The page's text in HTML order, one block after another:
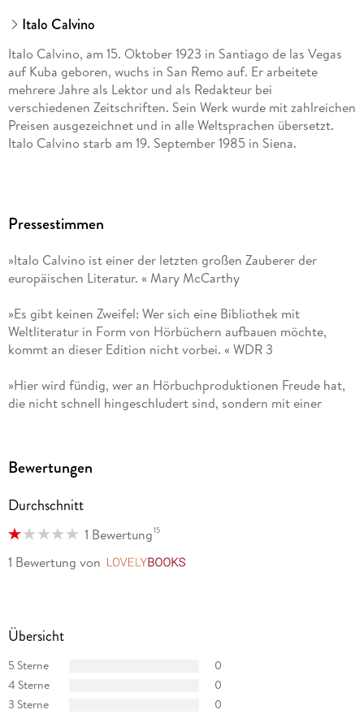
Italo Calvino
Italo Calvino, am 15. Oktober 1923 in Santiago de las Vegas
auf Kuba geboren, wuchs in San Remo auf. Er arbeitete
mehrere Jahre als Lektor und als Redakteur bei
verschiedenen Zeitschriften. Sein Werk wurde mit zahlreichen
Preisen ausgezeichnet und in alle Weltsprachen übersetzt.
Italo Calvino starb am 19. September 1985 in Siena.
Pressestimmen
»Italo Calvino ist einer der letzten großen Zauberer der
europäischen Literatur. « Mary McCarthy
»Es gibt keinen Zweifel: Wer sich eine Bibliothek mit
Weltliteratur in Form von Hörbüchern aufbauen möchte,
kommt an dieser Edition nicht vorbei. « WDR 3
»Hier wird fündig, wer an Hörbuchproduktionen Freude hat,
die nicht schnell hingeschludert sind, sondern mit einer
»Mehr Zeit hätte man ja immer gern, aber für diese schönen
»Die Hörbuch-Edition Große Werke. Große Stimmen. umfasst
herausragende Lesungen deutschsprachiger Sprecherinnen
und Sprecher, die in den Archiven der Rundfunkanstalten
Bewertungen
Durchschnitt
1 Bewertung15
1 Bewertung von
Übersicht
5 Sterne
0
4 Sterne
0
3 Sterne
0